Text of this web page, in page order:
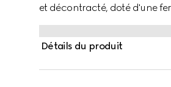
et décontracté, doté d'une
quincaillerie les plus
blanc.
Détails du produit